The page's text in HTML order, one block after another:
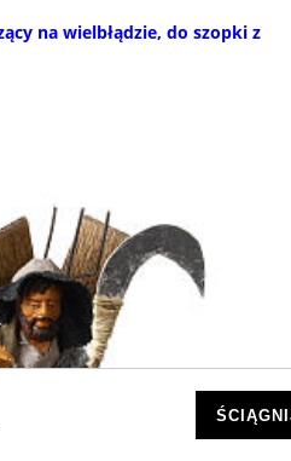
na wielbłądzie, do szopki z